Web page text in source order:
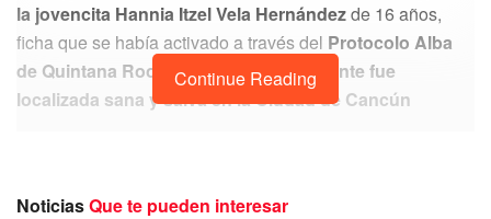
la jovencita Hannia Itzel Vela Hernándezde 16 años,
ficha que se había activado a través del Protocolo Alba
de Quintana Roo
, ya queafortunadamente fue
localizada sana y salva en la Ciudad de Cancún
Continue Reading
NoticiasQue te pueden interesar